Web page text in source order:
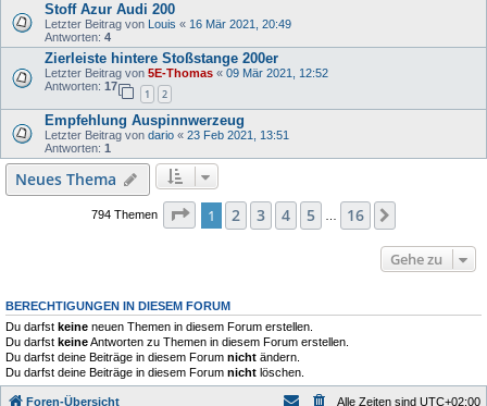
Stoff Azur Audi 200
Letzter Beitrag von Louis « 16 Mär 2021, 20:49
Antworten: 4
Zierleiste hintere Stoßstange 200er
Letzter Beitrag von 5E-Thomas « 09 Mär 2021, 12:52
Antworten: 17
1 2
Empfehlung Auspinnwerzeug
Letzter Beitrag von dario « 23 Feb 2021, 13:51
Antworten: 1
Neues Thema
794 Themen Seite 1 von 16
1 2 3 4 5 16
Gehe zu
BERECHTIGUNGEN IN DIESEM FORUM
Du darfst keine neuen Themen in diesem Forum erstellen.
Du darfst keineAntworten zu Themen in diesem Forum erstellen.
Du darfst deine Beiträge in diesem Forum nicht ändern.
Du darfst deine Beiträge in diesem Forum nicht löschen.
Foren-Übersicht Alle Zeiten sind UTC+02:00